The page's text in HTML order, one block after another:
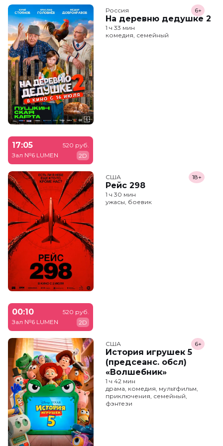
Россия
На деревню дедушке 2
6+
1 ч 33 мин
комедия, семейный
17:05
Зал №6 LUMEN
520 руб.
2D
США
Рейс 298
18+
1 ч 30 мин
ужасы, боевик
00:10
Зал №6 LUMEN
520 руб.
2D
США
История игрушек 5
(предсеанс. обсл)
«Волшебник»
6+
1 ч 42 мин
драма, комедия, мультфильм,
приключения, семейный,
фэнтези